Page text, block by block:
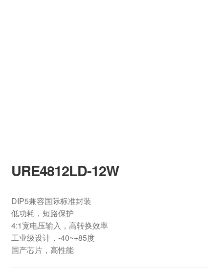
URE4812LD-12W
DIP5兼容国际标准封装
低功耗，短路保护
4:1宽电压输入，高转换效率
工业级设计，-40~+85度
国产芯片，高性能